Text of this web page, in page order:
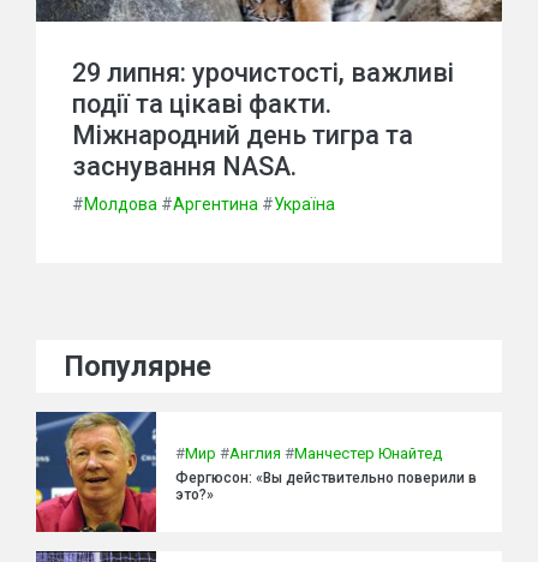
29 липня: урочистості, важливі
події та цікаві факти.
Міжнародний день тигра та
заснування NASA.
#Молдова #Аргентина #Україна
Популярне
#Мир #Англия #Манчестер Юнайтед
Фергюсон: «Вы действительно поверили в
это?»